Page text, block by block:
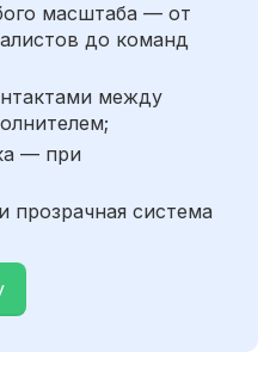
масштаба — от
до команд
между
— при
прозрачная система